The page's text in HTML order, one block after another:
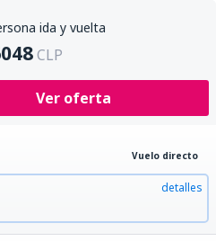
ida y vuelta
CLP
Ver oferta
Vuelo directo
detalles